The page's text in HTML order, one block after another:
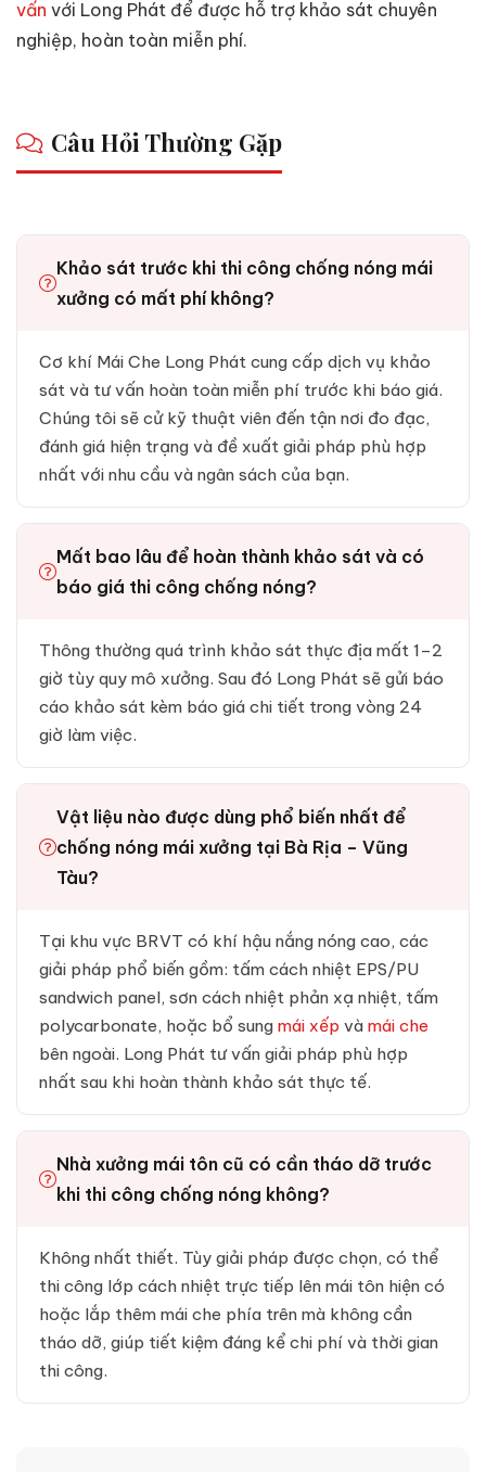
vấn với Long Phát để được hỗ trợ khảo sát chuyên
nghiệp, hoàn toàn miễn phí.
Câu Hỏi Thường Gặp
Khảo sát trước khi thi công chống nóng mái
xưởng có mất phí không?
Cơ khí Mái Che Long Phát cung cấp dịch vụ khảo
sát và tư vấn hoàn toàn miễn phí trước khi báo giá.
Chúng tôi sẽ cử kỹ thuật viên đến tận nơi đo đạc,
đánh giá hiện trạng và đề xuất giải pháp phù hợp
nhất với nhu cầu và ngân sách của bạn.
Mất bao lâu để hoàn thành khảo sát và có
báo giá thi công chống nóng?
Thông thường quá trình khảo sát thực địa mất 1–2
giờ tùy quy mô xưởng. Sau đó Long Phát sẽ gửi báo
cáo khảo sát kèm báo giá chi tiết trong vòng 24
giờ làm việc.
Vật liệu nào được dùng phổ biến nhất để
chống nóng mái xưởng tại Bà Rịa – Vũng
Tàu?
Tại khu vực BRVT có khí hậu nắng nóng cao, các
giải pháp phổ biến gồm: tấm cách nhiệt EPS/PU
sandwich panel, sơn cách nhiệt phản xạ nhiệt, tấm
polycarbonate, hoặc bổ sung mái xếp và mái che
bên ngoài. Long Phát tư vấn giải pháp phù hợp
nhất sau khi hoàn thành khảo sát thực tế.
Nhà xưởng mái tôn cũ có cần tháo dỡ trước
khi thi công chống nóng không?
Không nhất thiết. Tùy giải pháp được chọn, có thể
thi công lớp cách nhiệt trực tiếp lên mái tôn hiện có
hoặc lắp thêm mái che phía trên mà không cần
tháo dỡ, giúp tiết kiệm đáng kể chi phí và thời gian
thi công.